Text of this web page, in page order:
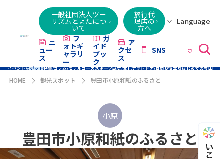
一般社団法人ツー
リズムとよたにつ
いて
旅行代
理店の
方へ
Language
Việt
ニ
ュー
ス
フ
ォトギ
ャラリ
ー
ガ
イド
ブッ
ク
ア
クセ
ス
SNS
イベントスポット特集/コラム/モデルコーススポーツ歴史/文化アウトドア/自然お役立ちはじめての豊田
HOME 観光スポット 豊田市小原和紙のふるさと
小原
豊田市小原和紙のふるさと